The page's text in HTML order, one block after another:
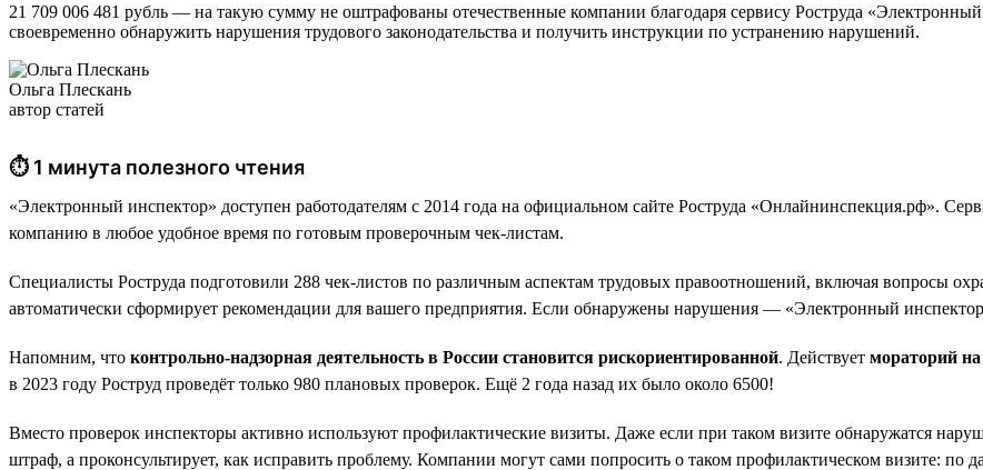
21 709 006 481 рубль — на такую сумму не оштрафованы отечественные компании благодаря сервису Роструда
своевременно обнаружить нарушения трудового законодательства и получить инструкции по устранению нарушений.
Ольга Плескань
автор статей
⏱ 1 минута полезного чтения
«Электронный инспектор» доступен работодателям с 2014 года на официальном сайте Роструда «Онлайнинспекция.рф».
компанию в любое удобное время по готовым проверочным чек-листам.
Специалисты Роструда подготовили 288 чек-листов по различным аспектам трудовых правоотношений, включая вопросы
автоматически сформирует рекомендации для вашего предприятия. Если обнаружены нарушения — «Электронный
Напомним, что контрольно-надзорная деятельность в России становится рискориентированной. Действует мораторий
в 2023 году Роструд проведёт только 980 плановых проверок. Ещё 2 года назад их было около 6500!
Вместо проверок инспекторы активно используют профилактические визиты. Даже если при таком визите обнаружатся
штраф, а проконсультирует, как исправить проблему. Компании могут сами попросить о таком профилактическом визите: по